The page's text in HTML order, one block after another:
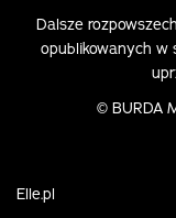
Dalsze
opublikowanych w
© BURDA
Elle.pl